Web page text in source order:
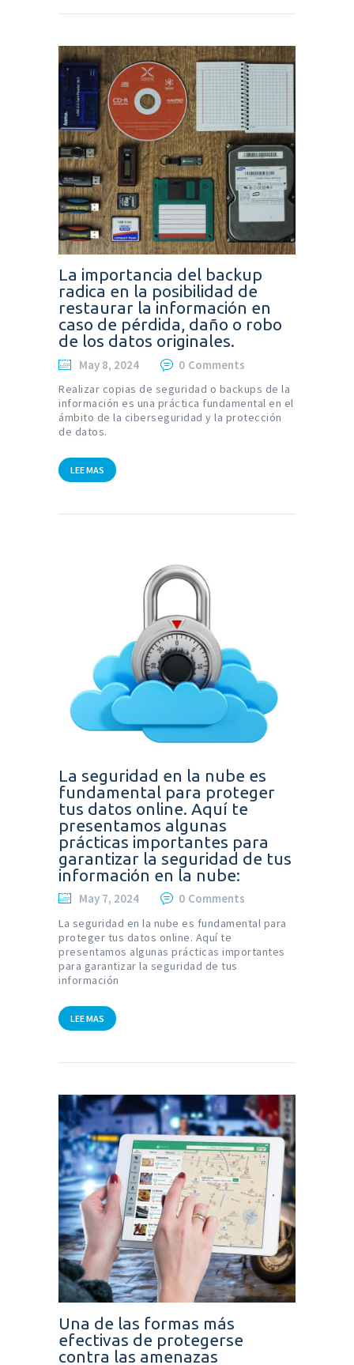
La importancia del backup
radica en la posibilidad de
restaurar la información en
caso de pérdida, daño o robo
de los datos originales.
May 8, 2024 0 Comments
Realizar copias de seguridad o backups de la
información es una práctica fundamental en el
ámbito de la ciberseguridad y la protección
de datos.
LEE MAS
La seguridad en la nube es
fundamental para proteger
tus datos online. Aquí te
presentamos algunas
prácticas importantes para
garantizar la seguridad de tus
información en la nube:
May 7, 2024 0 Comments
La seguridad en la nube es fundamental para
proteger tus datos online. Aquí te
presentamos algunas prácticas importantes
para garantizar la seguridad de tus
información
LEE MAS
Una de las formas más
efectivas de protegerse
contra las amenazas